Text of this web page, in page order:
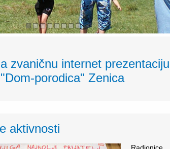
zvaničnu internet prezentaciju
porodica" Zenica
aktivnosti